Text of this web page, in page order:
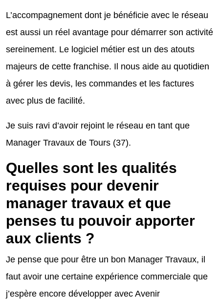
L’accompagnement dont je bénéficie avec le réseau
est aussi un réel avantage pour démarrer son activité
sereinement. Le logiciel métier est un des atouts
majeurs de cette franchise. Il nous aide au quotidien
à gérer les devis, les commandes et les factures
avec plus de facilité.
Je suis ravi d’avoir rejoint le réseau en tant que
Manager Travaux de Tours (37).
Quelles sont les qualités
requises pour devenir
manager travaux et que
penses tu pouvoir apporter
aux clients ?
Je pense que pour être un bon Manager Travaux, il
faut avoir une certaine expérience commerciale que
j’espère encore développer avec Avenir